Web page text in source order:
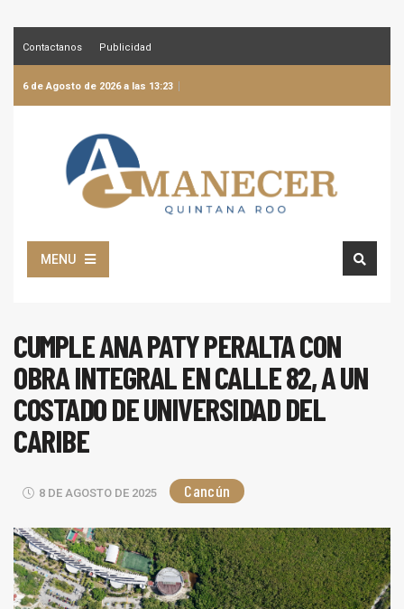
Contactanos Publicidad
6 de Agosto de 2026 a las 13:23
MENU
CUMPLE ANA PATY PERALTA CON
OBRA INTEGRAL EN CALLE 82, A UN
COSTADO DE UNIVERSIDAD DEL
CARIBE
8 DE AGOSTO DE 2025 Cancún